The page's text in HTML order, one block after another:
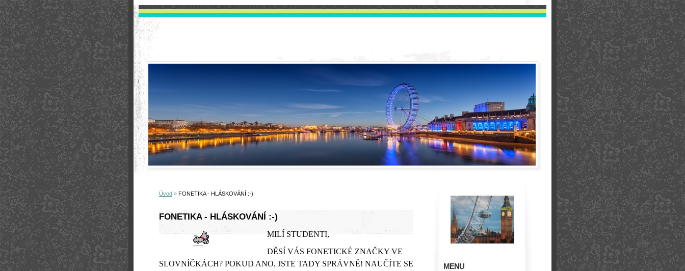
Úvod » FONETIKA - HLÁSKOVÁNÍ :-)
FONETIKA - HLÁSKOVÁNÍ :-)
MILÍ STUDENTI,
DĚSÍ VÁS FONETICKÉ ZNAČKY VE
SLOVNÍČKÁCH? POKUD ANO, JSTE TADY SPRÁVNĚ! NAUČÍTE SE
MENU